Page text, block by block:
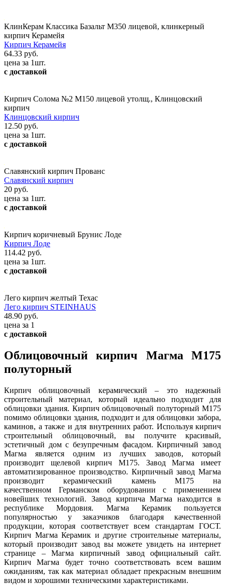
КлинКерам Классика Базальт М350 лицевой, клинкерный
кирпич Керамейя
Кирпич Керамейя
64.33 руб.
цена за 1шт.
с доставкой
Кирпич Солома №2 М150 лицевой утолщ., Клинцовский
кирпич
Клинцовский кирпич
12.50 руб.
цена за 1шт.
с доставкой
Славянский кирпич Прованс
Славянский кирпич
20 руб.
цена за 1шт.
с доставкой
Кирпич коричневый Брунис Лоде
Кирпич Лоде
114.42 руб.
цена за 1шт.
с доставкой
Лего кирпич желтый Техас
Лего кирпич STEINHAUS
48.90 руб.
цена за 1
с доставкой
Облицовочный кирпич Магма М175
полуторный
Кирпич облицовочный керамический – это надежный
строительный материал, который идеально подходит для
облицовки здания. Кирпич облицовочный полуторный М175
помимо облицовки здания, подходит и для облицовки забора,
каминов, а также и для внутренних работ. Используя кирпич
строительный облицовочный, вы получите красивый,
эстетичный дом с безупречным фасадом. Кирпичный завод
Магма является одним из лучших заводов, который
производит щелевой кирпич М175. Завод Магма имеет
автоматизированное производство. Кирпичный завод Магма
производит керамический камень М175 на
качественном Германском оборудовании с применением
новейших технологий. Завод кирпича Магма находится в
республике Мордовия. Магма Керамик пользуется
популярностью у заказчиков благодаря качественной
продукции, которая соответствует всем стандартам ГОСТ.
Кирпич Магма Керамик и другие строительные материалы,
который производит завод вы можете увидеть на интернет
странице – Магма кирпичный завод официальный сайт.
Кирпич Магма будет точно соответствовать всем вашим
ожиданиям, так как материал обладает прекрасным внешним
видом и хорошими техническими характеристиками.